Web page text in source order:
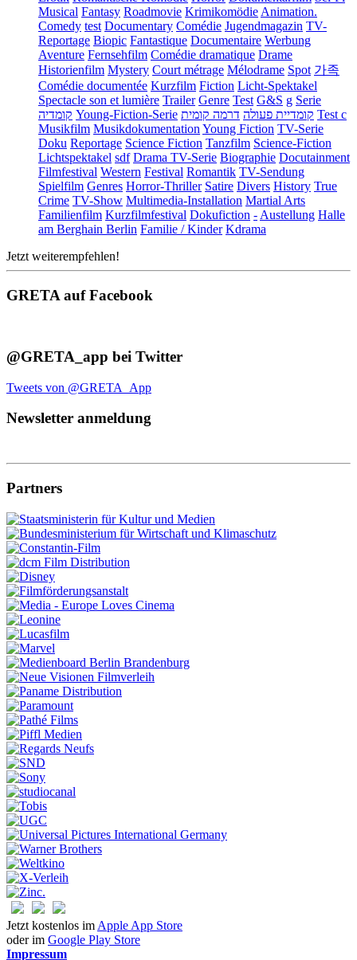
Musical Fantasy Roadmovie Krimikomödie Animation.
Comedy test Documentary Comédie Jugendmagazin TV-
Reportage Biopic Fantastique Documentaire Werbung
Aventure Fernsehfilm Comédie dramatique Drame
Historienfilm Mystery Court métrage Mélodrame Spot 가족
Comédie documentée Kurzfilm Fiction Licht-Spektakel
Spectacle son et lumière Trailer Genre Test G&S g Serie
קומדיה Young-Fiction-Serie קומדיית פעולה דרמה קומית
Test c
Musikfilm Musikdokumentation Young Fiction TV-Serie
Doku Reportage Science Fiction Tanzfilm Science-Fiction
Lichtspektakel sdf Drama TV-Serie Biographie Docutainment
Filmfestival Western Festival Romantik TV-Sendung
Spielfilm Genres Horror-Thriller Satire Divers History True
Crime TV-Show Multimedia-Installation Martial Arts
Familienfilm Kurzfilmfestival Dokufiction - Austellung Halle
am Berghain Berlin Familie / Kinder Kdrama
Jetzt weiterempfehlen!
GRETA auf Facebook
@GRETA_app bei Twitter
Tweets von @GRETA_App
Newsletter anmeldung
Partners
Jetzt kostenlos im Apple App Store
oder im Google Play Store
Impressum